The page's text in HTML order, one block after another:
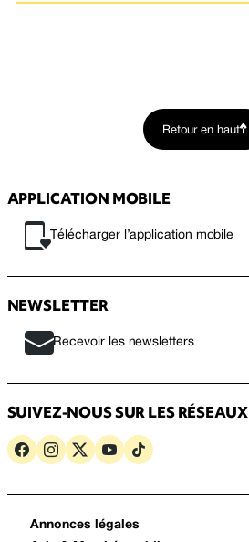
Retour en haut
APPLICATION MOBILE
Télécharger l’application mobile
NEWSLETTER
Recevoir les newsletters
SUIVEZ-NOUS SUR LES RÉSEAUX
Annonces légales